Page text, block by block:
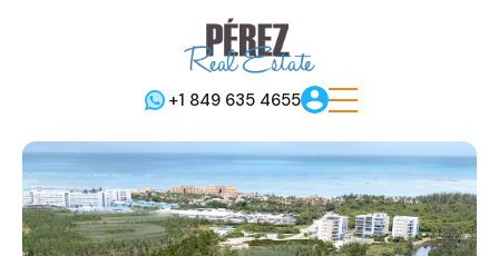
+1 849 635 4655